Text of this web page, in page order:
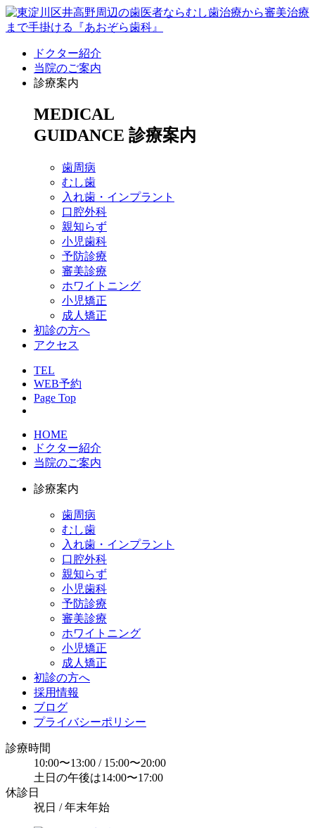
ドクター紹介
当院のご案内
診療案内
MEDICAL
GUIDANCE 診療案内
歯周病
むし歯
入れ歯・インプラント
口腔外科
親知らず
小児歯科
予防診療
審美診療
ホワイトニング
小児矯正
成人矯正
初診の方へ
アクセス
TEL
WEB予約
Page Top
HOME
ドクター紹介
当院のご案内
診療案内
歯周病
むし歯
入れ歯・インプラント
口腔外科
親知らず
小児歯科
予防診療
審美診療
ホワイトニング
小児矯正
成人矯正
初診の方へ
採用情報
ブログ
プライバシーポリシー
診療時間
10:00〜13:00 / 15:00〜20:00
土日の午後は14:00〜17:00
休診日
祝日 / 年末年始